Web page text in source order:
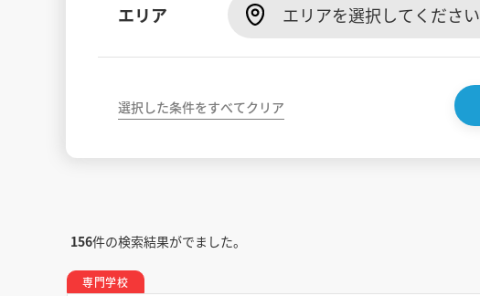
エリア エリアを選択してください
選択した条件をすべてクリア
156件の検索結果がでました。
専門学校